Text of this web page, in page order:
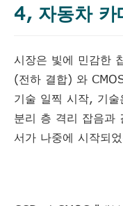
4, 자동차 카
시장은 빛에 민감한
(전하 결합) 와
기술 일찍 시작, 기
분리 층 격리 잡음과
서가 나중에 시작되